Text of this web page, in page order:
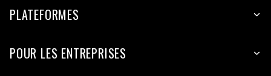
PLATEFORMES
POUR LES ENTREPRISES